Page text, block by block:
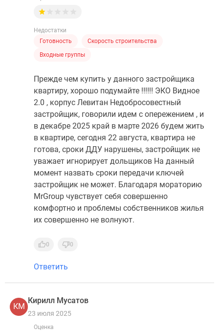
Недостатки
Готовность
Скорость строительства
Входные группы
Прежде чем купить у данного застройщика
квартиру, хорошо подумайте ‼️‼️‼️ ЭКО Видное
2.0 , корпус Левитан Недобросовестный
застройщик, говорили идем с опережением , и
в декабре 2025 край в марте 2026 будем жить
в квартире, сегодня 22 августа, квартира не
готова, сроки ДДУ нарушены, застройщик не
уважает игнорирует дольщиков На данный
момент назвать сроки передачи ключей
застройщик не может. Благодаря мораторию
MrGroup чувствует себя совершенно
комфортно и проблемы собственников жилья
их совершенно не волнуют.
0 0
Ответить
КМ
Кирилл Мусатов
23 июля 2025
Оценка